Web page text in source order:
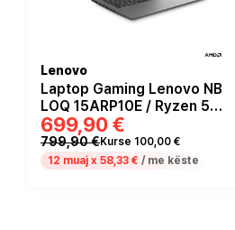
Lenovo
Laptop Gaming Lenovo NB
LOQ 15ARP10E / Ryzen 5
7535HS / 16GB DDR5 / 512GB
/ 15.6′ Full HD IPS AG 144Hz /
RTX 3050 6GB – Luna Grey
699,90 €
799,90 €Kurse 100,00 €
12 muaj x 58,33 € / me këste